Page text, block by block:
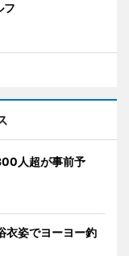
フ
人超が事前予
姿でヨーヨー釣